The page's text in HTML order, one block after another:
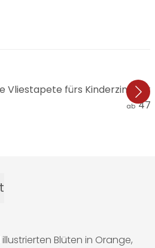
Vliestapete fürs Kinderzimmer
ab
Blüten in Orange,